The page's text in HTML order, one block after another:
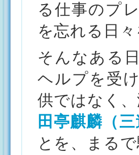
る仕事のプ
を忘れる日
そんなある
ヘルプを受
供ではなく
田亭麒麟（三
とを、まる